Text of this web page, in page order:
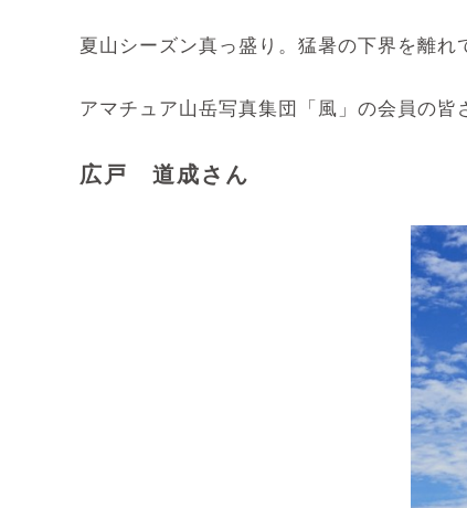
夏山シーズン真っ盛り。猛暑の下界を離
アマチュア山岳写真集団「風」の会員の皆
広戸 道成さん